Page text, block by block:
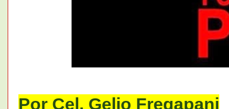
Por Cel. Gelio Fregapani